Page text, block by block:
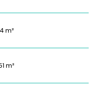
m²
m²